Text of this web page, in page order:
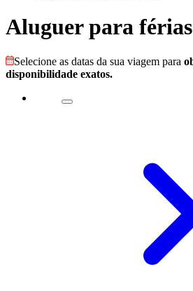
Aluguer para
Selecione as datas da sua viagem para
disponibilidade exatos.